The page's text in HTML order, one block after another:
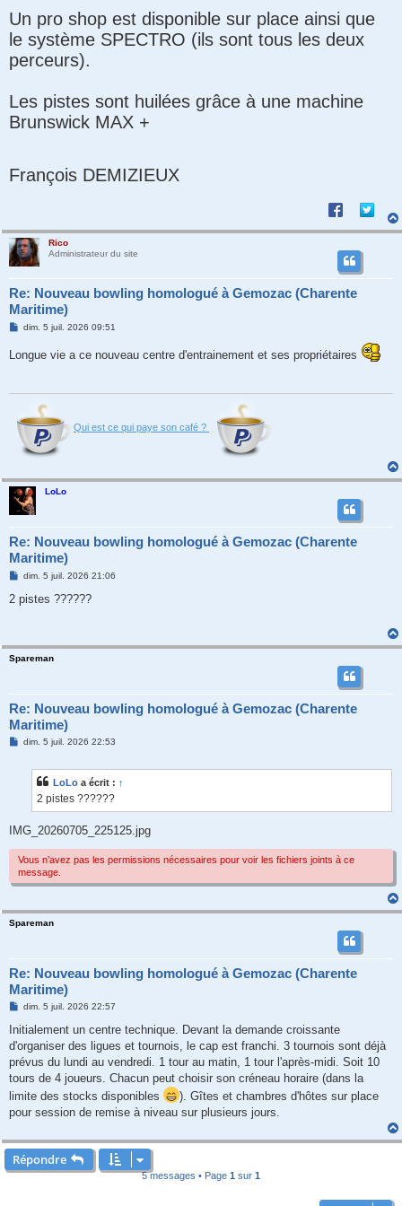
Un pro shop est disponible sur place ainsi que
le système SPECTRO (ils sont tous les deux
perceurs).
Les pistes sont huilées grâce à une machine
Brunswick MAX +
François DEMIZIEUX
Rico
Administrateur du site
Re: Nouveau bowling homologué à Gemozac (Charente
Maritime)
M
s
dim. 5 juil. 2026 09:51
Longue vie a ce nouveau centre d'entrainement et ses propriétaires
Qui est ce qui paye son café ?
LoLo
Re: Nouveau bowling homologué à Gemozac (Charente
Maritime)
M
s
s
dim. 5 juil. 2026 21:06
2 pistes ??????
Spareman
Re: Nouveau bowling homologué à Gemozac (Charente
Maritime)
Mdim. 5 juil. 2026 22:53
LoLo a écrit : ↑
2 pistes ??????
IMG_20260705_225125.jpg
Vous n’avez pas les permissions nécessaires pour voir les fichiers joints à ce
message.
Spareman
Re: Nouveau bowling homologué à Gemozac (Charente
Maritime)
M
s
a
g
dim. 5 juil. 2026 22:57
Initialement un centre technique. Devant la demande croissante
d'organiser des ligues et tournois, le cap est franchi. 3 tournois sont déjà
prévus du lundi au vendredi. 1 tour au matin, 1 tour l'après-midi. Soit 10
tours de 4 joueurs. Chacun peut choisir son créneau horaire (dans la
limite des stocks disponibles
). Gîtes et chambres d'hôtes sur place
pour session de remise à niveau sur plusieurs jours.
Répondre
5 messages • Page 1 sur 1